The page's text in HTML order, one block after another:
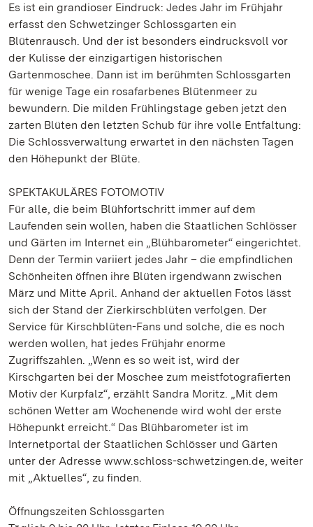
Es ist ein grandioser Eindruck: Jedes Jahr im Frühjahr
erfasst den Schwetzinger Schlossgarten ein
Blütenrausch. Und der ist besonders eindrucksvoll vor
der Kulisse der einzigartigen historischen
Gartenmoschee. Dann ist im berühmten Schlossgarten
für wenige Tage ein rosafarbenes Blütenmeer zu
bewundern. Die milden Frühlingstage geben jetzt den
zarten Blüten den letzten Schub für ihre volle Entfaltung:
Die Schlossverwaltung erwartet in den nächsten Tagen
den Höhepunkt der Blüte.
SPEKTAKULÄRES FOTOMOTIV
Für alle, die beim Blühfortschritt immer auf dem
Laufenden sein wollen, haben die Staatlichen Schlösser
und Gärten im Internet ein „Blühbarometer“ eingerichtet.
Denn der Termin variiert jedes Jahr – die empfindlichen
Schönheiten öffnen ihre Blüten irgendwann zwischen
März und Mitte April. Anhand der aktuellen Fotos lässt
sich der Stand der Zierkirschblüten verfolgen. Der
Service für Kirschblüten-Fans und solche, die es noch
werden wollen, hat jedes Frühjahr enorme
Zugriffszahlen. „Wenn es so weit ist, wird der
Kirschgarten bei der Moschee zum meistfotografierten
Motiv der Kurpfalz“, erzählt Sandra Moritz. „Mit dem
schönen Wetter am Wochenende wird wohl der erste
Höhepunkt erreicht.“ Das Blühbarometer ist im
Internetportal der Staatlichen Schlösser und Gärten
unter der Adresse www.schloss-schwetzingen.de, weiter
mit „Aktuelles“, zu finden.
Öffnungszeiten Schlossgarten